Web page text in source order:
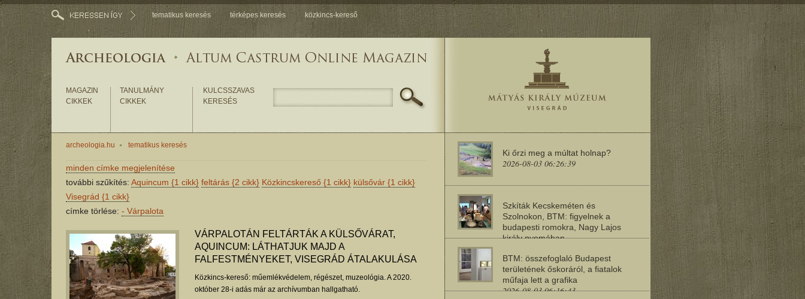
tematikus keresés térképes keresés közkincs-kereső
MAGAZIN
CIKKEK
TANULMÁNY
CIKKEK
KULCSSZAVAS
KERESÉS
archeologia.hu tematikus keresés
minden címke megjelenítése
további szűkítés: Aquincum {1 cikk} feltárás {2 cikk} Közkincskereső {1 cikk} külsővár {1 cikk}
Visegrád {1 cikk}
címke törlése: - Várpalota
VÁRPALOTÁN FELTÁRTÁK A KÜLSŐVÁRAT,
AQUINCUM: LÁTHATJUK MAJD A
FALFESTMÉNYEKET, VISEGRÁD ÁTALAKULÁSA
Közkincs-kereső: műemlékvédelem, régészet, muzeológia. A 2020.
október 28-i adás már az archívumban hallgatható.
Ki őrzi meg a múltat holnap?
2026-08-03 06:26:39
Szkíták Kecskeméten és
Szolnokon, BTM: figyelnek a
budapesti romokra, Nagy Lajos
király nyomában
BTM: összefoglaló Budapest
területének őskoráról, a fiatalok
műfaja lett a grafika
2026-08-03 06:16:43